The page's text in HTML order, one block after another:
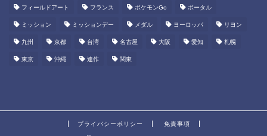
フィールドアート フランス ポケモンGo ポータル
ミッション ミッションデー メダル ヨーロッパ リヨン
九州 京都 台湾 名古屋 大阪 愛知 札幌
東京 沖縄 連作 関東
プライバシーポリシー 免責事項